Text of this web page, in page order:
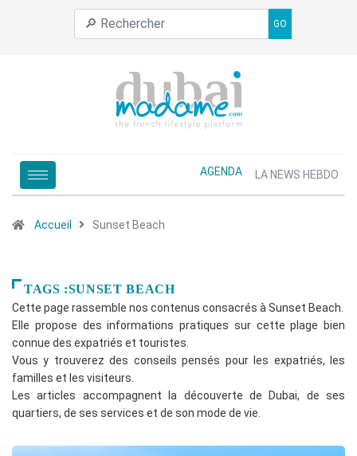
GO
AGENDA LA NEWS HEBDO
Accueil Sunset Beach
TAGS :SUNSET BEACH
Cette page rassemble nos contenus consacrés à Sunset Beach.
Elle propose des informations pratiques sur cette plage bien
connue des expatriés et touristes.
Vous y trouverez des conseils pensés pour les expatriés, les
familles et les visiteurs.
Les articles accompagnent la découverte de Dubai, de ses
quartiers, de ses services et de son mode de vie.